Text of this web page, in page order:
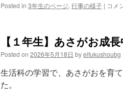
Posted in 3年生のページ,行事の様子 | 【3
足
向
け
て
コメ
【１年生】あさがお成長
Posted on 2026年5月18日 byeifukushoubg
生活科の学習で、あさがおを育
た。